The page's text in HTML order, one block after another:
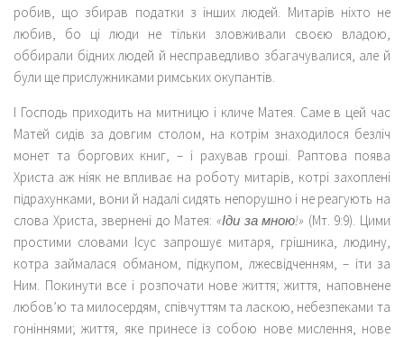
робив, що збирав податки з інших людей. Митарів ніхто не
любив, бо ці люди не тільки зловживали своєю владою,
оббирали бідних людей й несправедливо збагачувалися, але й
були ще прислужниками римських окупантів.
І Господь приходить на митницю і кличе Матея. Саме в цей час
Матей сидів за довгим столом, на котрім знаходилося безліч
монет та боргових книг, – і рахував гроші. Раптова поява
Христа аж ніяк не впливає на роботу митарів, котрі захоплені
підрахунками, вони й надалі сидять непорушно і не реагують на
слова Христа, звернені до Матея: «Іди за мною!» (Мт. 9:9). Цими
простими словами Ісус запрошує митаря, грішника, людину,
котра займалася обманом, підкупом, лжесвідченням, – іти за
Ним. Покинути все і розпочати нове життя; життя, наповнене
любов’ю та милосердям, співчуттям та ласкою, небезпеками та
гоніннями; життя, яке принесе із собою нове мислення, нове